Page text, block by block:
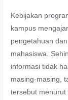
Kebijakan
kampus
pengetahuan
mahasiswa.
informasi tidak
masing-masing,
tersebut menurut